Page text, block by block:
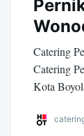
Catering
Catering
Kota